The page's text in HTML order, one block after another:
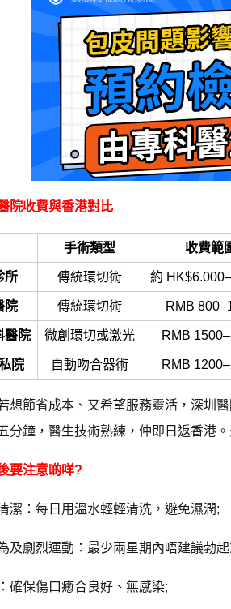
院收費與香港對比
手術類型 收費範
所 傳統環切術 約
院 傳統環切術 RMB
醫院 微創環切或激光 RMB
院 自動吻合器術 RMB
節省成本、又希望服務靈活，深圳醫
分鐘，醫生技術熟練，仲即日返香港
要注意啲咩?
：每日用溫水輕輕清洗，避免濕潤;
劇烈運動：最少兩星期內唔建議勃起
保傷口癒合良好、無感染;